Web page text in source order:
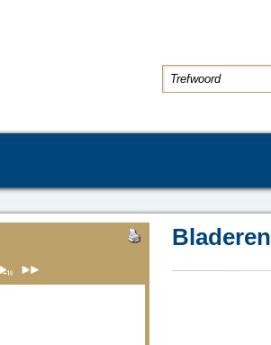
Bladeren